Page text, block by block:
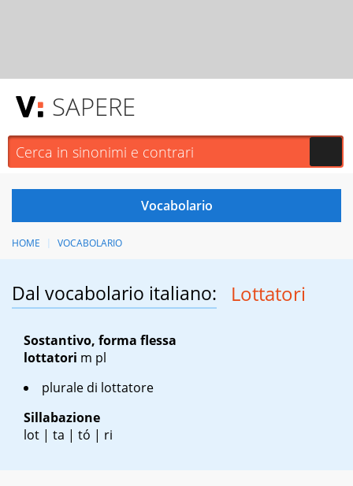
SAPERE
HOME VOCABOLARIO
Dal vocabolario italiano: Lottatori
Sostantivo, forma flessa
lottatori m pl
plurale di lottatore
Sillabazione
lot | ta | tó | ri